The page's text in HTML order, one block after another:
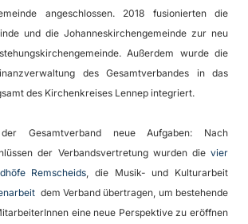
angeschlossen. 2018 fusionierten die
und die Johanneskirchengemeinde zur neu
Außerdem wurde die
des Gesamtverbandes in das
des Kirchenkreises Lennep integriert.
Gesamtverband neue Aufgaben: Nach
der Verbandsvertretung wurden die vier
Remscheids , die Musik- und Kulturarbeit
dem Verband übertragen, um bestehende
eine neue Perspektive zu eröffnen